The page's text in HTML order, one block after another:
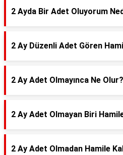
2 Ayda Bir Adet Oluyorum
2 Ay Düzenli Adet Gören
2 Ay Adet Olmayınca Ne Olur?
2 Ay Adet Olmayan Biri
2 Ay Adet Olmadan Hamile